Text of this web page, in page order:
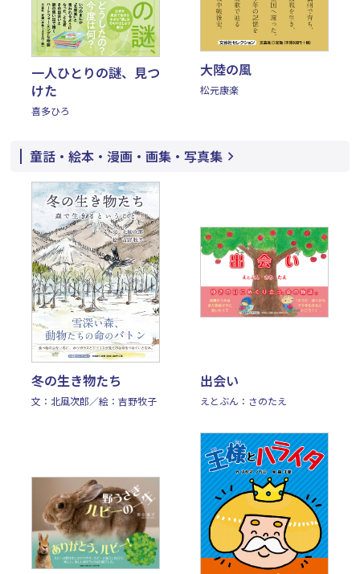
一人ひとりの謎、見つ
けた
喜多ひろ
大陸の風
松元康楽
童話・絵本・漫画・画集・写真集
冬の生き物たち
文：北風次郎／絵：吉野牧子
出会い
えとぶん：さのたえ